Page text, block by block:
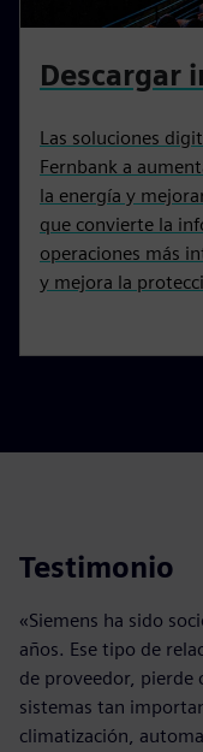
Descargar
Las soluciones
Fernbank a
la energía y
que convierte la
operaciones más
y mejora la
Testimonio
«Siemens ha sido
años. Ese tipo de
de proveedor, pierde
sistemas tan
climatización,